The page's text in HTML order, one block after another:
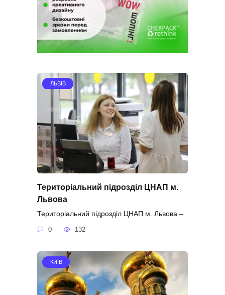
ЛЬВІВ
Територіальний підрозділ ЦНАП м.
Львова
Територіальний підрозділ ЦНАП м. Львова –
0 132
КИЇВ